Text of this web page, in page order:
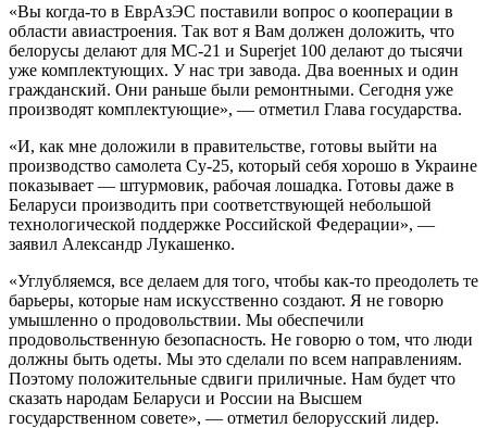
«Вы когда-то в ЕврАзЭС поставили вопрос о кооперации в
области авиастроения. Так вот я Вам должен доложить, что
белорусы делают для МС-21 и Superjet 100 делают до тысячи
уже комплектующих. У нас три завода. Два военных и один
гражданский. Они раньше были ремонтными. Сегодня уже
производят комплектующие», — отметил Глава государства.
«И, как мне доложили в правительстве, готовы выйти на
производство самолета Су-25, который себя хорошо в Украине
показывает — штурмовик, рабочая лошадка. Готовы даже в
Беларуси производить при соответствующей небольшой
технологической поддержке Российской Федерации», —
заявил Александр Лукашенко.
«Углубляемся, все делаем для того, чтобы как-то преодолеть те
барьеры, которые нам искусственно создают. Я не говорю
умышленно о продовольствии. Мы обеспечили
продовольственную безопасность. Не говорю о том, что люди
должны быть одеты. Мы это сделали по всем направлениям.
Поэтому положительные сдвиги приличные. Нам будет что
сказать народам Беларуси и России на Высшем
государственном совете», — отметил белорусский лидер.